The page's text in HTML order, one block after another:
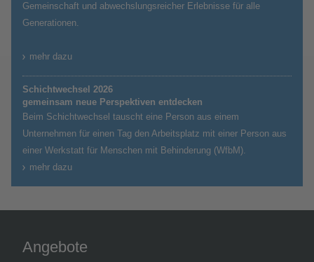
Gemeinschaft und abwechslungsreicher Erlebnisse für alle
Generationen.
mehr dazu
Schichtwechsel 2026
gemeinsam neue Perspektiven entdecken
Beim Schichtwechsel tauscht eine Person aus einem
Unternehmen für einen Tag den Arbeitsplatz mit einer Person aus
einer Werkstatt für Menschen mit Behinderung (WfbM).
mehr dazu
Angebote